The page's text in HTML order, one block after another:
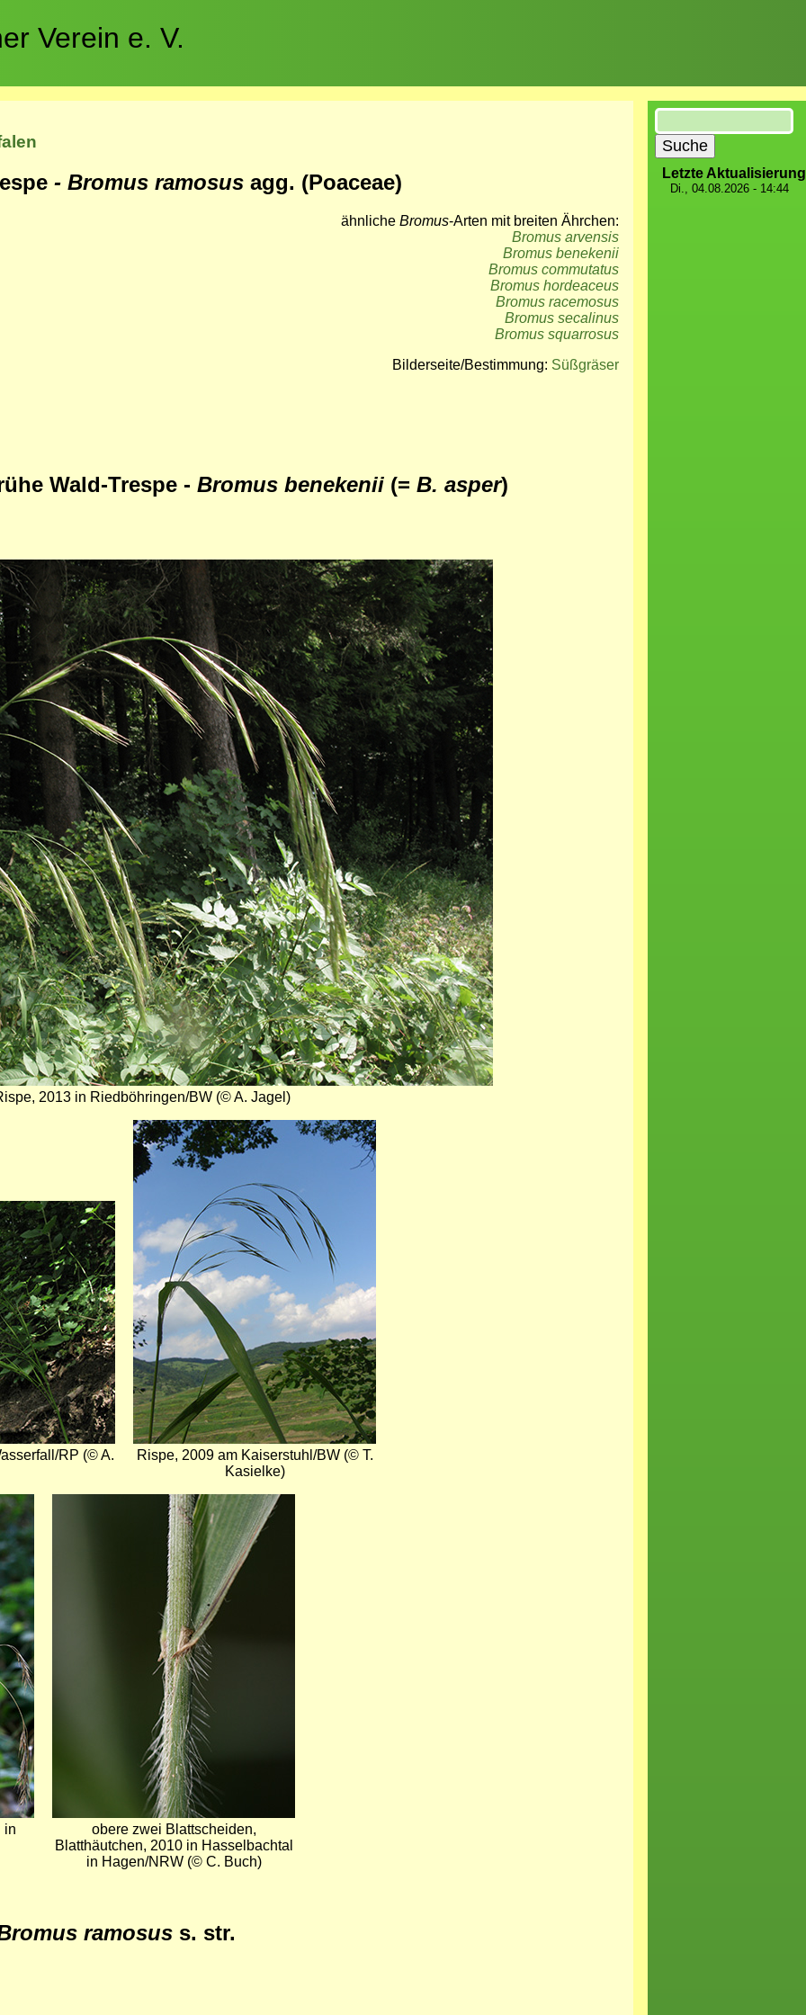
Verein e. V.
- Bromus ramosus agg. (Poaceae)
ähnliche Bromus-Arten mit breiten Ährchen:
Bromus arvensis
Bromus benekenii
Bromus commutatus
Bromus hordeaceus
Bromus racemosus
Bromus secalinus
Bromus squarrosus
Bilderseite/Bestimmung: Süßgräser
Wald-Trespe - Bromus benekenii (= B. asper)
2013 in Riedböhringen/BW (© A. Jagel)
RP (© A.
Bild
Rispe, 2009 am Kaiserstuhl/BW (© T.
Kasielke)
in
obere zwei Blattscheiden,
Blatthäutchen, 2010 in Hasselbachtal
in Hagen/NRW (© C. Buch)
ramosus s. str.
Suche
Letzte Aktualisierung
Di., 04.08.2026 - 14:44